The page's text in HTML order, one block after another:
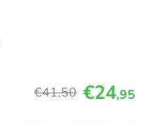
€41,50 €24,95